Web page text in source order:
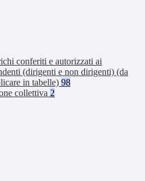
conferiti e autorizzati ai
(dirigenti e non dirigenti) (da
in tabelle) 98
collettiva 2